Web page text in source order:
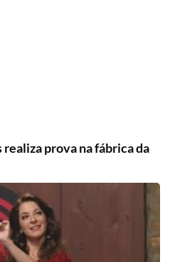
prova na fábrica da